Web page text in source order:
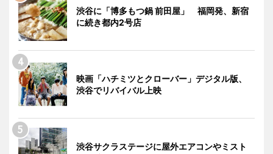
渋谷に「博多もつ鍋 前田屋」 福岡発、新宿
に続き都内2号店
映画「ハチミツとクローバー」デジタル版、
渋谷でリバイバル上映
渋谷サクラステージに屋外エアコンやミスト